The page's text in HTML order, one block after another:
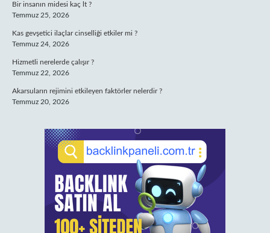
Bir insanın midesi kaç lt ?
Temmuz 25, 2026
Kas gevşetici ilaçlar cinselliği etkiler mi ?
Temmuz 24, 2026
Hizmetli nerelerde çalışır ?
Temmuz 22, 2026
Akarsuların rejimini etkileyen faktörler nelerdir ?
Temmuz 20, 2026